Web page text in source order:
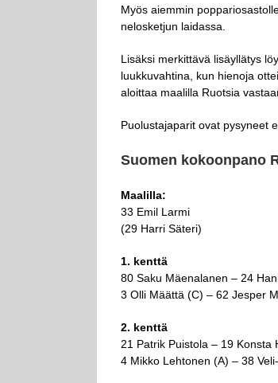
Myös aiemmin
nelosketjun laidassa.
Lisäksi merkittävä lisäyllätys
luukkuvahtina, kun hienoja
aloittaa maalilla Ruotsia
Puolustajaparit ovat pysyneet
Suomen kokoonpano
Maalilla:
33 Emil Larmi
(29 Harri Säteri)
1. kenttä
80 Saku Mäenalanen – 24
3 Olli Määttä (C) – 62 Jesper
2. kenttä
21 Patrik Puistola – 19 Konsta
4 Mikko Lehtonen (A) – 38